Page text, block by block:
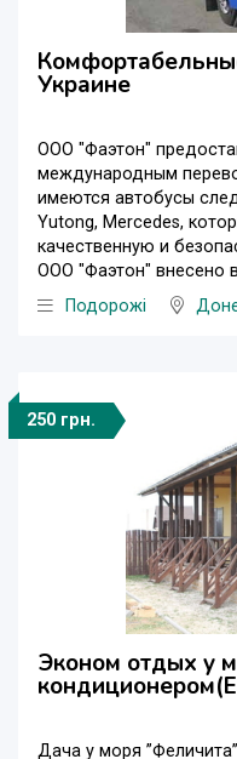
Украине
ООО "Фаэтон"
международным
имеются автобусы
Yutong, Mercedes,
качественную и
ООО "Фаэтон" внесено
Подорожі
250 грн.
Эконом отдых у
Дача у моря